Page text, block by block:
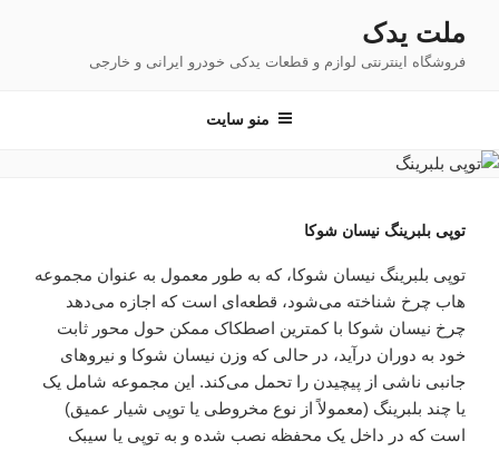
محتوا
ملت یدک
فروشگاه اینترنتی لوازم و قطعات یدکی خودرو ایرانی و خارجی
منو سایت
توپی بلبرینگ نیسان شوکا
توپی بلبرینگ نیسان شوکا، که به طور معمول به عنوان مجموعه
هاب چرخ شناخته می‌شود، قطعه‌ای است که اجازه می‌دهد
چرخ نیسان شوکا با کمترین اصطکاک ممکن حول محور ثابت
خود به دوران درآید، در حالی که وزن نیسان شوکا و نیروهای
جانبی ناشی از پیچیدن را تحمل می‌کند. این مجموعه شامل یک
یا چند بلبرینگ (معمولاً از نوع مخروطی یا توپی شیار عمیق)
است که در داخل یک محفظه نصب شده و به توپی یا سیبک